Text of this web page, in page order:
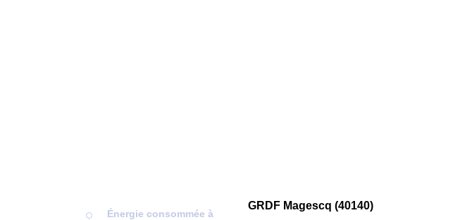
Énergie consommée à
GRDF Magescq (40140)